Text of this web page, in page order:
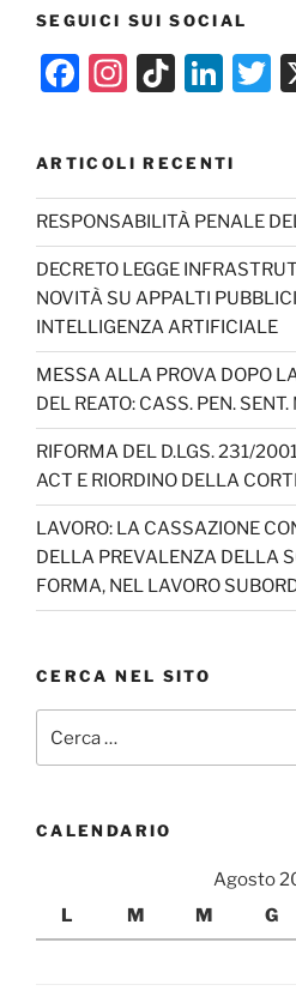
SEGUICI SUI SOCIAL
F
c
e
b
o
o
k
In
a
gr
a
m
Ti
T
o
k
Li
k
e
dI
n
T
ARTICOLI RECENTI
RESPONSABILITÀ PENALE
DECRETO LEGGE
NOVITÀ SU APPALTI
INTELLIGENZA ARTIFICIALE
MESSA ALLA PROVA DOPO
DEL REATO: CASS. PEN.
RIFORMA DEL D.LGS. 231/
ACT E RIORDINO DELLA
LAVORO: LA CASSAZIONE
DELLA PREVALENZA DELLA
FORMA, NEL LAVORO
CERCA NEL SITO
CALENDARIO
Agosto
L
M M G